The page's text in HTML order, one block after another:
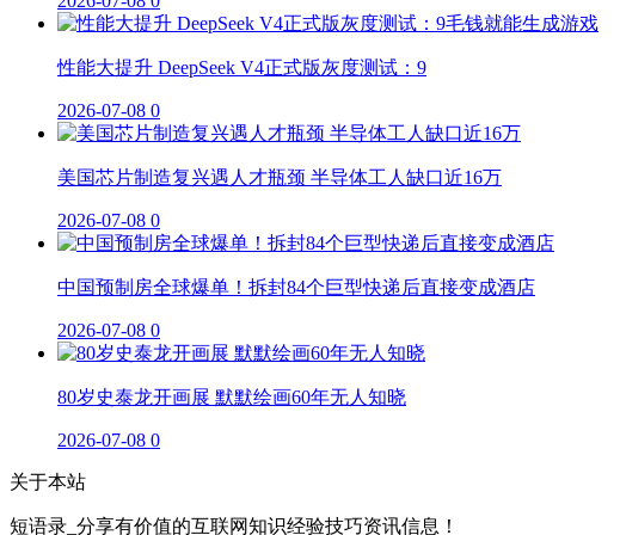
性能大提升 DeepSeek V4正式版灰度测试：9
2026-07-08 0
美国芯片制造复兴遇人才瓶颈 半导体工人缺口近16万
2026-07-08 0
中国预制房全球爆单！拆封84个巨型快递后直接变成酒店
2026-07-08 0
80岁史泰龙开画展 默默绘画60年无人知晓
2026-07-08 0
关于本站
短语录_分享有价值的互联网知识经验技巧资讯信息！